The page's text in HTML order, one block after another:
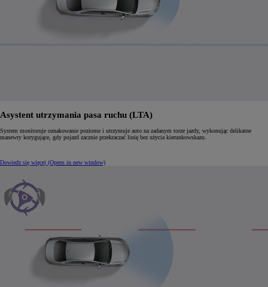
Asystent utrzymania pasa ruchu (LTA)
System monitoruje oznakowanie poziome i utrzymuje auto na zadanym torze jazdy, wykonując delikatne
manewry korygujące, gdy pojazd zacznie przekraczać linię bez użycia kierunkowskazu.
Dowiedz się więcej (Opens in new window)